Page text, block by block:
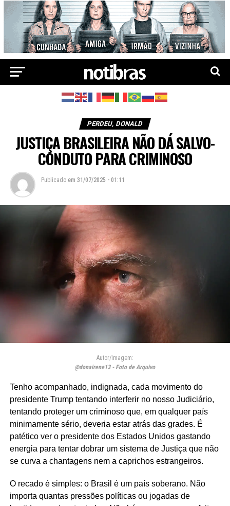
PERDEU, DONALD
JUSTIÇA BRASILEIRA NÃO DÁ SALVO-
CONDUTO PARA CRIMINOSO
Publicado em 31/07/2025 - 01:11
Autor/Imagem:
@donairene13 - Foto de Arquivo
Tenho acompanhado, indignada, cada movimento do
presidente Trump tentando interferir no nosso Judiciário,
tentando proteger um criminoso que, em qualquer país
minimamente sério, deveria estar atrás das grades. É
patético ver o presidente dos Estados Unidos gastando
energia para tentar dobrar um sistema de Justiça que não
se curva a chantagens nem a caprichos estrangeiros.
O recado é simples: o Brasil é um país soberano. Não
importa quantas pressões políticas ou jogadas de